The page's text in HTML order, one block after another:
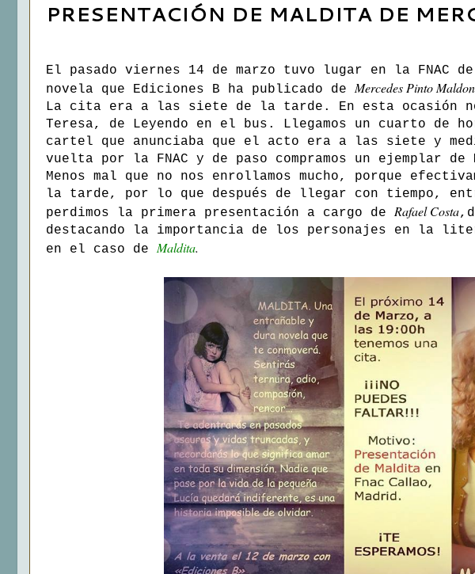
PRESENTACIÓN DE MALDITA DE
El pasado viernes 14 de marzo tuvo lugar en la FNAC
novela que Ediciones B ha publicado deMercedes Pinto
La cita era a las siete de la tarde. En esta ocasión
Teresa, de Leyendo en el bus. Llegamos un cuarto de
cartel que anunciaba que el acto era a las siete y
vuelta por la FNAC y de paso compramos un ejemplar de
Menos mal que no nos enrollamos mucho, porque
la tarde, por lo que después de llegar con tiempo,
perdimos la primera presentación a cargo de Rafael Costa
destacando la importancia de los personajes en la
en el caso deMaldita.